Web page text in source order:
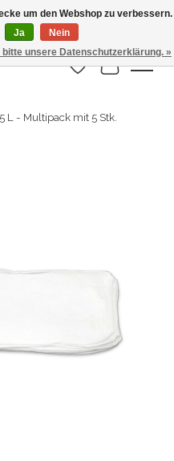
Wunschzettel
Ihr
L - Multipack mit 5 Stk.
um den Webshop zu verbessern.
Ja
Nein
unsere Datenschutzerklärung. »